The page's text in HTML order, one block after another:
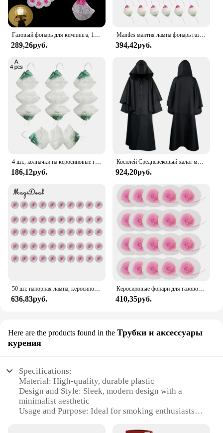
289,26руб.
Mantles мантия лампа фонарь газ пропан светильник Кемпинг керосиновый зажим парафин универсальный чехол галстук носок для походов Insta каминное топливо
394,42руб.
186,12руб.
Косплей Средневековый халат монаха Плащ Доктор чумы Хэллоуин Платье Костюм Капюшон Накидка Мантия Платье Волшебник Священник Монах Наряд
924,20руб.
636,83руб.
Керосиновые фонари для газового фонаря, 20 шт., 10 см
410,35руб.
Here are the products found in the Трубки и аксессуары
курения
Specifications:
Material: High-quality, durable plastic
Design and Style: Sleek, modern design with a
minimalist aesthetic
Usage and Purpose: Ideal for smoking enthusiasts
Typical Adaptive Scenario: Perfect for use at home,